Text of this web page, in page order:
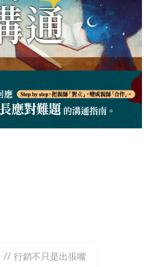
行銷不只是出張嘴